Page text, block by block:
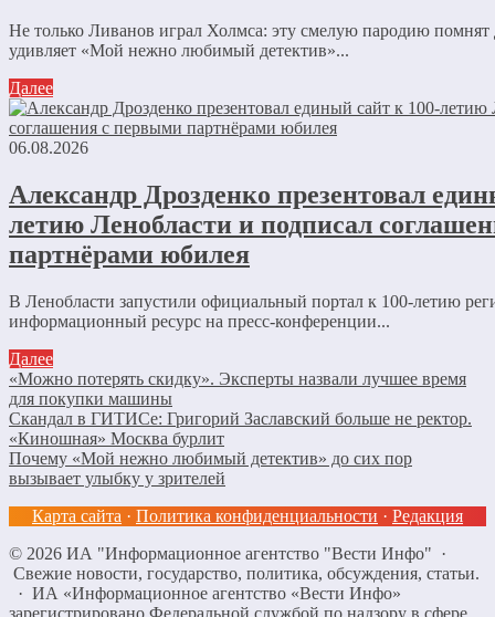
Не только Ливанов играл Холмса: эту смелую пародию
удивляет «Мой нежно любимый детектив»...
Далее
06.08.2026
Александр Дрозденко презентовал
летию Ленобласти и подписал
партнёрами юбилея
В Ленобласти запустили официальный портал к 100-летию
информационный ресурс на пресс-конференции...
Далее
«Можно потерять скидку». Эксперты назвали лучшее время
для покупки машины
Скандал в ГИТИСе: Григорий Заславский больше не ректор.
«Киношная» Москва бурлит
Почему «Мой нежно любимый детектив» до сих пор
вызывает улыбку у зрителей
Карта сайта · Политика конфиденциальности · Редакция
© 2026 ИА "Информационное агентство "Вести Инфо" ·
Свежие новости, государство, политика, обсуждения, статьи.
· ИА «Информационное агентство «Вести Инфо»
зарегистрировано Федеральной службой по надзору в сфере